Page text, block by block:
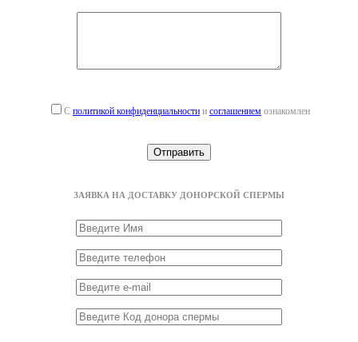
С политикой конфиденциальности и соглашением ознакомлен
ЗАЯВКА НА ДОСТАВКУ ДОНОРСКОЙ СПЕРМЫ